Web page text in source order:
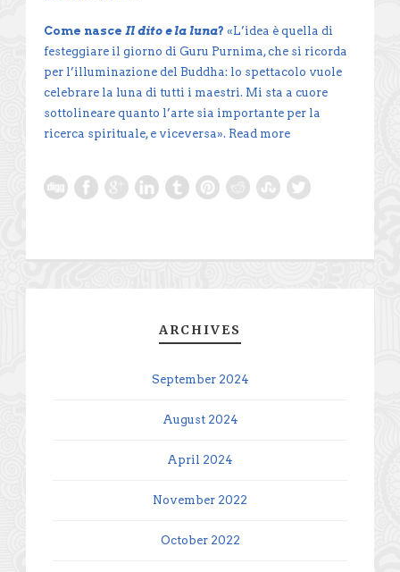
Come nasce Il dito e la luna? «L’idea è quella di
festeggiare il giorno di Guru Purnima, che si ricorda
per l’illuminazione del Buddha: lo spettacolo vuole
celebrare la luna di tutti i maestri. Mi sta a cuore
sottolineare quanto l’arte sia importante per la
ricerca spirituale, e viceversa». Read more
ARCHIVES
September 2024
August 2024
April 2024
November 2022
October 2022